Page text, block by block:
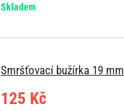
Skladem
Smršťovací bužírka 19 mm
125 Kč